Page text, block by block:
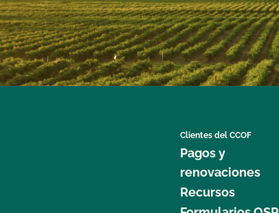
Clientes del CCOF
Pagos y
renovaciones
Recursos